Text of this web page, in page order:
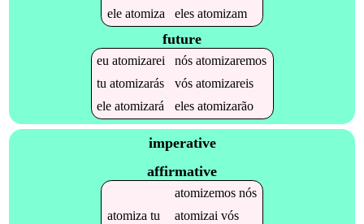
ele atomiza eles atomizam
future
euatomizarei nósatomizaremos
tuatomizarás vósatomizareis
eleatomizará elesatomizarão
imperative
affirmative
atomizemosnós
atomiza tu atomizai vós